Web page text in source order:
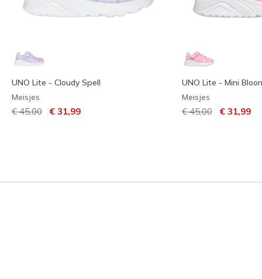
UNO Lite - Cloudy Spell
Meisjes
Prijs verlaagd van
€ 45,00 naar
€ 31,99
UNO Lite - Mini
Meisjes
Prijs verlaagd van
€ 45,00naar
€ 31,99